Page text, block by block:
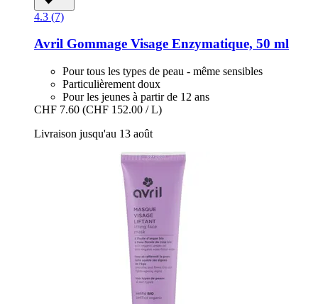
4.3 (7)
Avril Gommage Visage Enzymatique, 50 ml
Pour tous les types de peau - même sensibles
Particulièrement doux
Pour les jeunes à partir de 12 ans
CHF 7.60 (CHF 152.00 / L)
Livraison jusqu'au 13 août